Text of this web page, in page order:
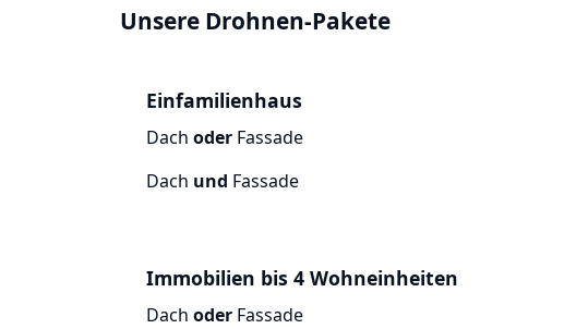
Unsere Drohnen-Pakete
Einfamilienhaus
Dach oder Fassade
Dach und Fassade
Immobilien bis 4 Wohneinheiten
Dach oder Fassade